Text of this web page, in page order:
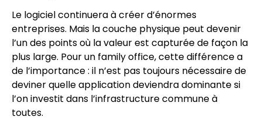
Le logiciel continuera à créer d’énormes
entreprises. Mais la couche physique peut devenir
l’un des points où la valeur est capturée de façon la
plus large. Pour un family office, cette différence a
de l’importance : il n’est pas toujours nécessaire de
deviner quelle application deviendra dominante si
l’on investit dans l’infrastructure commune à
toutes.